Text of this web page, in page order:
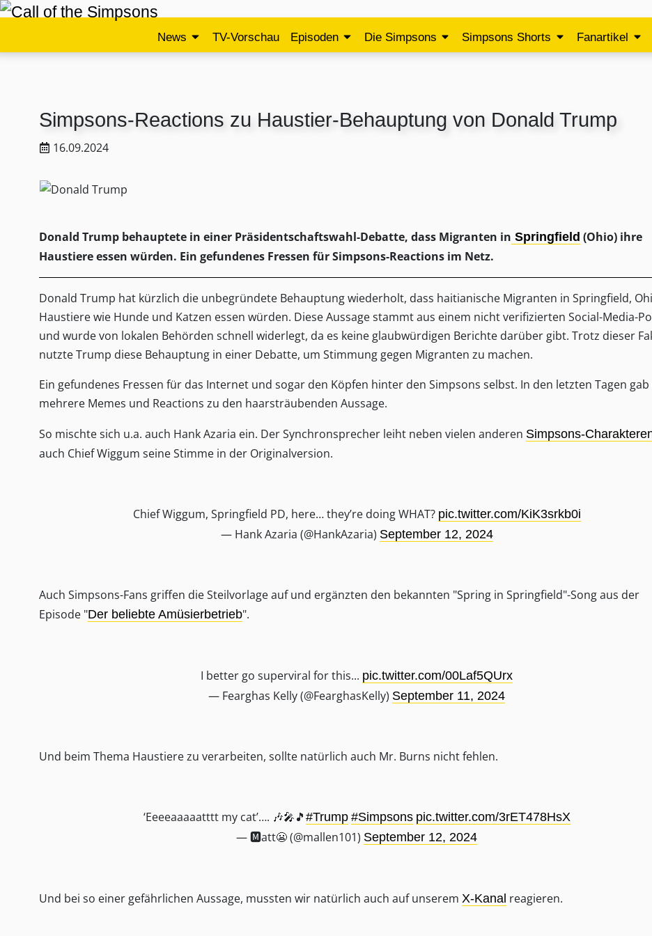
News TV-Vorschau Episoden Die Simpsons Simpsons Shorts Fanartikel
Simpsons-Reactions zu Haustier-Behauptung von Donald Trump
16.09.2024
Donald Trump behauptete in einer Präsidentschaftswahl-Debatte, dass Migranten in Springfield (Ohio) ihre
Haustiere essen würden. Ein gefundenes Fressen für Simpsons-Reactions im Netz.
Donald Trump hat kürzlich die unbegründete Behauptung wiederholt, dass haitianische Migranten in Springfield,
Haustiere wie Hunde und Katzen essen würden. Diese Aussage stammt aus einem nicht verifizierten Social-Media-
und wurde von lokalen Behörden schnell widerlegt, da es keine glaubwürdigen Berichte darüber gibt. Trotz dieser
nutzte Trump diese Behauptung in einer Debatte, um Stimmung gegen Migranten zu machen.
Ein gefundenes Fressen für das Internet und sogar den Köpfen hinter den Simpsons selbst. In den letzten Tagen gab
mehrere Memes und Reactions zu den haarsträubenden Aussage.
So mischte sich u.a. auch Hank Azaria ein. Der Synchronsprecher leiht neben vielen anderen Simpsons-
auch Chief Wiggum seine Stimme in der Originalversion.
Chief Wiggum, Springfield PD, here… they’re doing WHAT? pic.twitter.com/KiK3srkb0i
— Hank Azaria (@HankAzaria) September 12, 2024
Auch Simpsons-Fans griffen die Steilvorlage auf und ergänzten den bekannten "Spring in Springfield"-Song aus der
Episode "Der beliebte Amüsierbetrieb".
I better go superviral for this... pic.twitter.com/00Laf5QUrx
— Fearghas Kelly (@FearghasKelly) September 11, 2024
Und beim Thema Haustiere zu verarbeiten, sollte natürlich auch Mr. Burns nicht fehlen.
‘Eeeeaaaaatttt my cat’…. 🎶🎤🎵 #Trump #Simpsons pic.twitter.com/3rET478HsX
— 🅼att😬 (@mallen101) September 12, 2024
Und bei so einer gefährlichen Aussage, mussten wir natürlich auch auf unserem X-Kanal reagieren.